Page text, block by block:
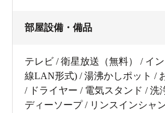
部屋設備・備品
テレビ / 衛星放送（無料） / イ
線LAN形式) / 湯沸かしポット /
/ ドライヤー / 電気スタンド / 洗
ディーソープ / リンスインシャ